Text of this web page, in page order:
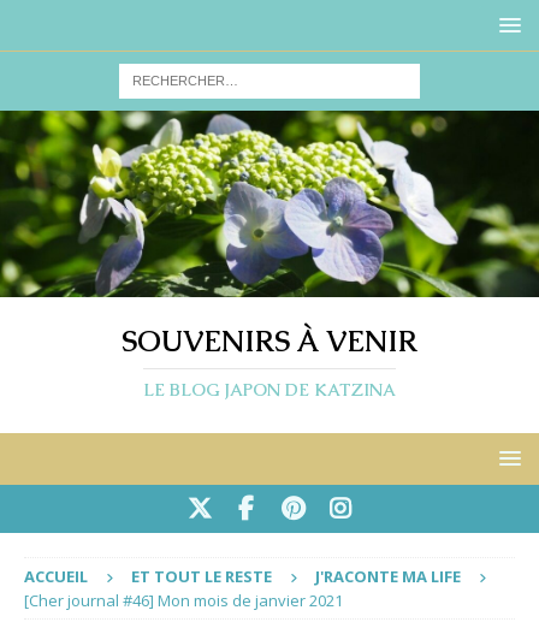
SOUVENIRS À VENIR
LE BLOG JAPON DE KATZINA
ACCUEIL ET TOUT LE RESTE
J'RACONTE MA LIFE
[Cher journal #46] Mon mois de janvier 2021